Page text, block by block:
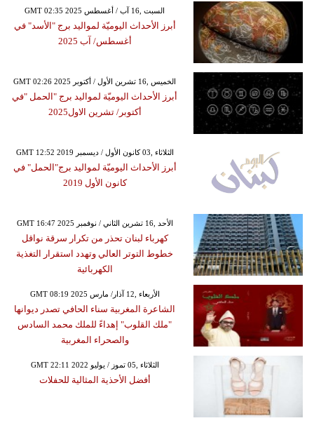
GMT 02:35 2025 السبت ,16 آب / أغسطس
أبرز الأحداث اليوميّة لمواليد برج "الأسد" في
أغسطس/ آب 2025
GMT 02:26 2025 الخميس ,16 تشرين الأول / أكتوبر
أبرز الأحداث اليوميّة لمواليد برج "الحمل "في
أكتوبر/ تشرين الاول2025
GMT 12:52 2019 الثلاثاء ,03 كانون الأول / ديسمبر
أبرز الأحداث اليوميّة لمواليد برج"الحمل" في
كانون الأول 2019
GMT 16:47 2025 الأحد ,16 تشرين الثاني / نوفمبر
كهرباء لبنان تحذر من تكرار سرقة نواقل
خطوط التوتر العالي وتهدد استقرار التغذية
الكهربائية
GMT 08:19 2025 الأربعاء ,12 آذار/ مارس
الشاعرة المغربية سناء الحافي تصدر ديوانها
"ملك القلوب" إهداءً للملك محمد السادس
والصحراء المغربية
GMT 22:11 2022 الثلاثاء ,05 تموز / يوليو
أفضل الأحذية المثالية للحفلات